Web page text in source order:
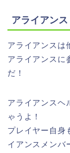
アライアンス
アライアンスは
アライアンスに
だ！
アライアンスヘ
ゃうよ！
プレイヤー自身
イアンスメンバ